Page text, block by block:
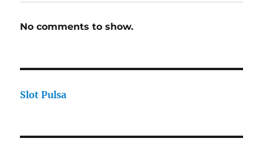
No comments to show.
Slot Pulsa